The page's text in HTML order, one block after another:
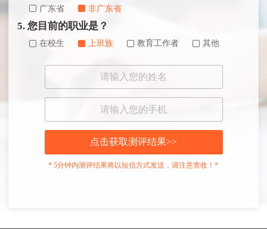
广东省 非广东省
5. 您目前的职业是？
在校生 上班族 教育工作者 其他
点击获取测评结果>>
* 5分钟内测评结果将以短信方式发送，请注意查收！*